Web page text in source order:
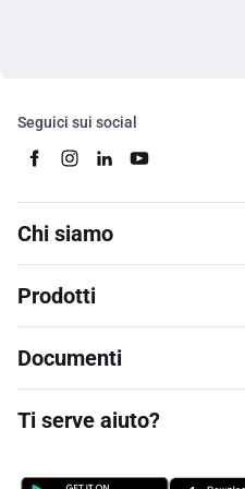
Seguici sui social
Chi siamo
Prodotti
Documenti
Ti serve aiuto?